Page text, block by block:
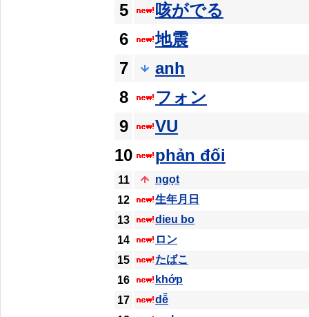
5
咳がでる
6
地震
7
anh
8
フォン
9
VU
10
phản đối
11
ngọt
12
生年月日
13
dieu bo
14
ロン
15
たばこ
16
khớp
17
dễ